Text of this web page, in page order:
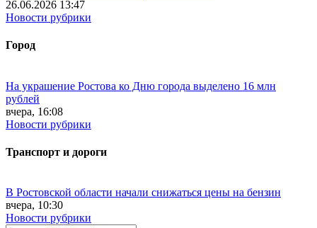
26.06.2026 13:47
Новости рубрики
Город
На украшение Ростова ко Дню города выделено 16 млн
рублей
вчера, 16:08
Новости рубрики
Транспорт и дороги
В Ростовской области начали снижаться цены на бензин
вчера, 10:30
Новости рубрики